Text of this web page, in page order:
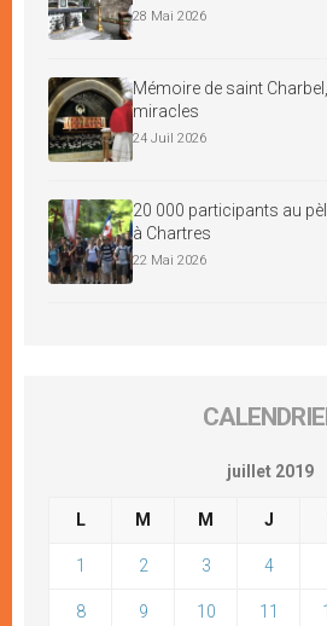
28 Mai 2026
Mémoire de saint
miracles
24 Juil 2026
20 000 participants au
à Chartres
22 Mai 2026
juillet 2019
L M M J
1 2 3 4
8 9 10 11